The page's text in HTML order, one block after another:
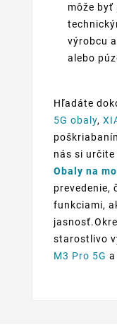
môže
výrobcu
alebo
Hľadáte
5G obaly,
nás si
Obaly na
prevedenie,
funkciami,
starostlivo
M3 Pro 5G